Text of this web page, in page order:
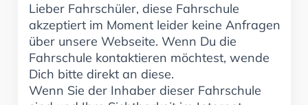
Lieber Fahrschüler, diese Fahrschule
akzeptiert im Moment leider keine Anfragen
über unsere Webseite. Wenn Du die
Fahrschule kontaktieren möchtest, wende
Dich bitte direkt an diese.
Wenn Sie der Inhaber dieser Fahrschule